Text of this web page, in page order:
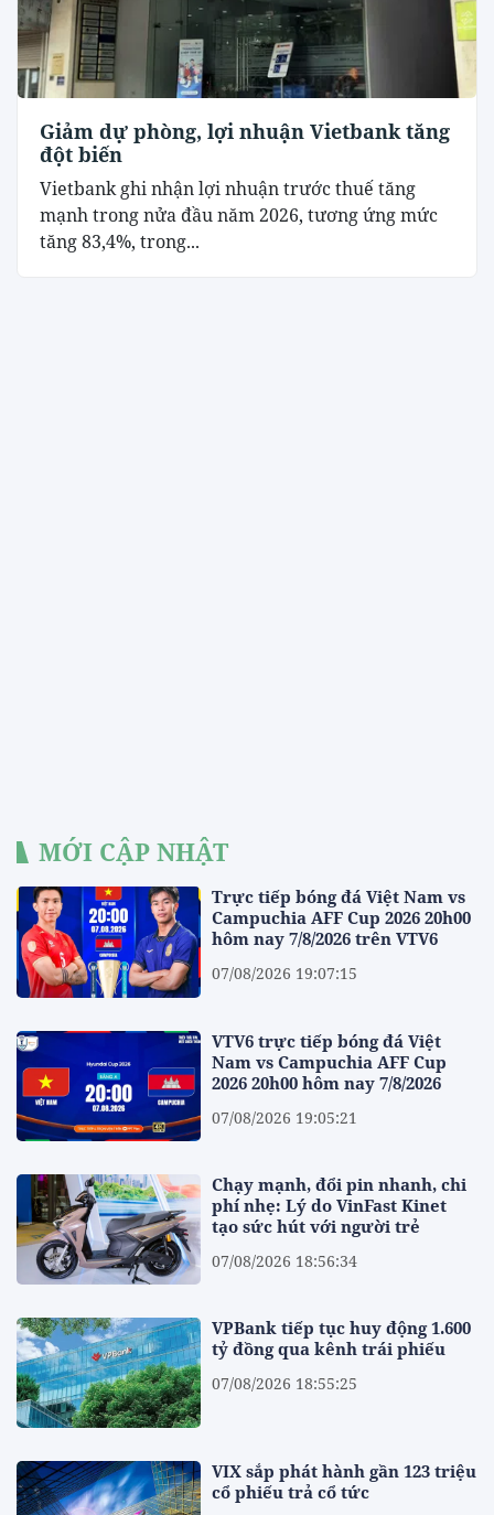
Giảm dự phòng, lợi nhuận Vietbank tăng
đột biến
Vietbank ghi nhận lợi nhuận trước thuế tăng
mạnh trong nửa đầu năm 2026, tương ứng mức
tăng 83,4%, trong...
MỚI CẬP NHẬT
Trực tiếp bóng đá Việt Nam vs
Campuchia AFF Cup 2026 20h00
hôm nay 7/8/2026 trên VTV6
07/08/2026 19:07:15
VTV6 trực tiếp bóng đá Việt
Nam vs Campuchia AFF Cup
2026 20h00 hôm nay 7/8/2026
07/08/2026 19:05:21
Chạy mạnh, đổi pin nhanh, chi
phí nhẹ: Lý do VinFast Kinet
tạo sức hút với người trẻ
07/08/2026 18:56:34
VPBank tiếp tục huy động 1.600
tỷ đồng qua kênh trái phiếu
07/08/2026 18:55:25
VIX sắp phát hành gần 123 triệu
cổ phiếu trả cổ tức